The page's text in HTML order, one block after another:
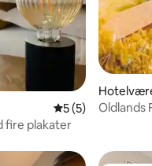
5 ud af 5 i
5 (5)
fire plakater
Oldlands